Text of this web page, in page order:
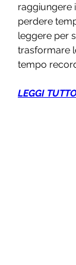
raggiungere
perdere
leggere per
trasformare
tempo
LEGGI